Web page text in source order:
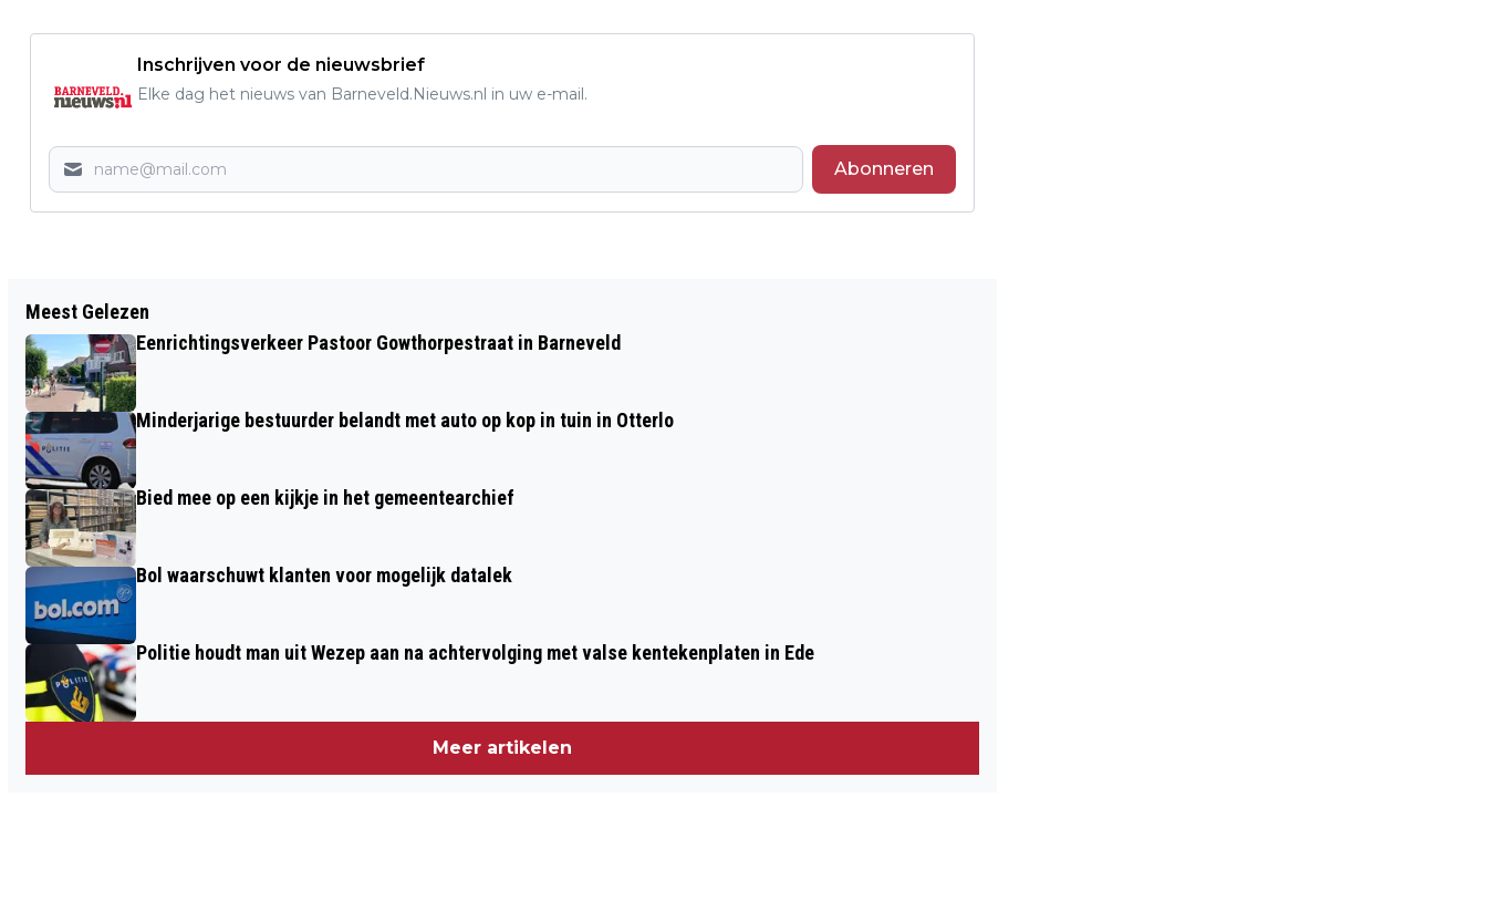
Inschrijven voor de nieuwsbrief
Elke dag het nieuws van Barneveld.Nieuws.nl in uw e-mail.
Abonneren
TECHNASIUM LEERLINGEN ONTDEKKEN
EN ONTWERPEN SLIMME OPLOSSINGEN
TEGEN VOEDSELVERSPILLING!
Meest Gelezen
Eenrichtingsverkeer Pastoor Gowthorpestraat in Barneveld
Minderjarige bestuurder belandt met auto op kop in tuin in Otterlo
Bied mee op een kijkje in het gemeentearchief
Bol waarschuwt klanten voor mogelijk datalek
Politie houdt man uit Wezep aan na achtervolging met valse kentekenplaten in Ede
Meer artikelen